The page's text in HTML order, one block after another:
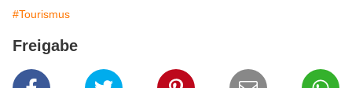
#Tourismus
Freigabe